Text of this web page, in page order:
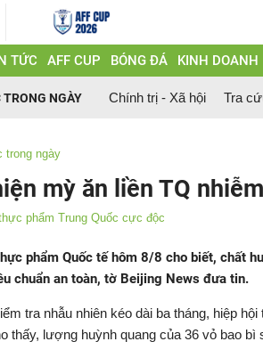
TỨC AFF CUP BÓNG ĐÁ KINH DOANH
NGÀY Chính trị - Xã hội Tra
trong ngày
mỳ ăn liền TQ
phẩm Trung Quốc cực độc
phẩm Quốc tế hôm 8/8 cho biết, chất
chuẩn an toàn, tờ Beijing News đưa tin.
tra nhẫu nhiên kéo dài ba tháng, hiệp
thấy, lượng huỳnh quang của 36 vỏ bao